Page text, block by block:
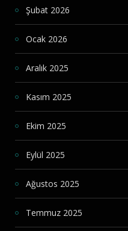
Şubat 2026
Ocak 2026
Aralık 2025
Kasım 2025
Ekim 2025
Eylül 2025
Ağustos 2025
Temmuz 2025